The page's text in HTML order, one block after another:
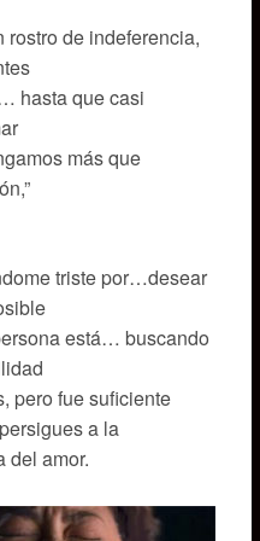
rostro de indeferencia,
hasta que casi
más que
triste por…desear
está… buscando
pero fue suficiente
a la
del amor.